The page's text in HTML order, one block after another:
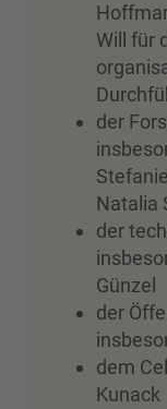
Will für
der
Natalia
der
Günzel
der
dem
Kunack